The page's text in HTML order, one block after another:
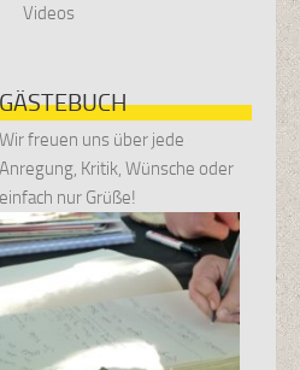
Videos
GÄSTEBUCH
Wir freuen uns über jede
Anregung, Kritik, Wünsche oder
einfach nur Grüße!